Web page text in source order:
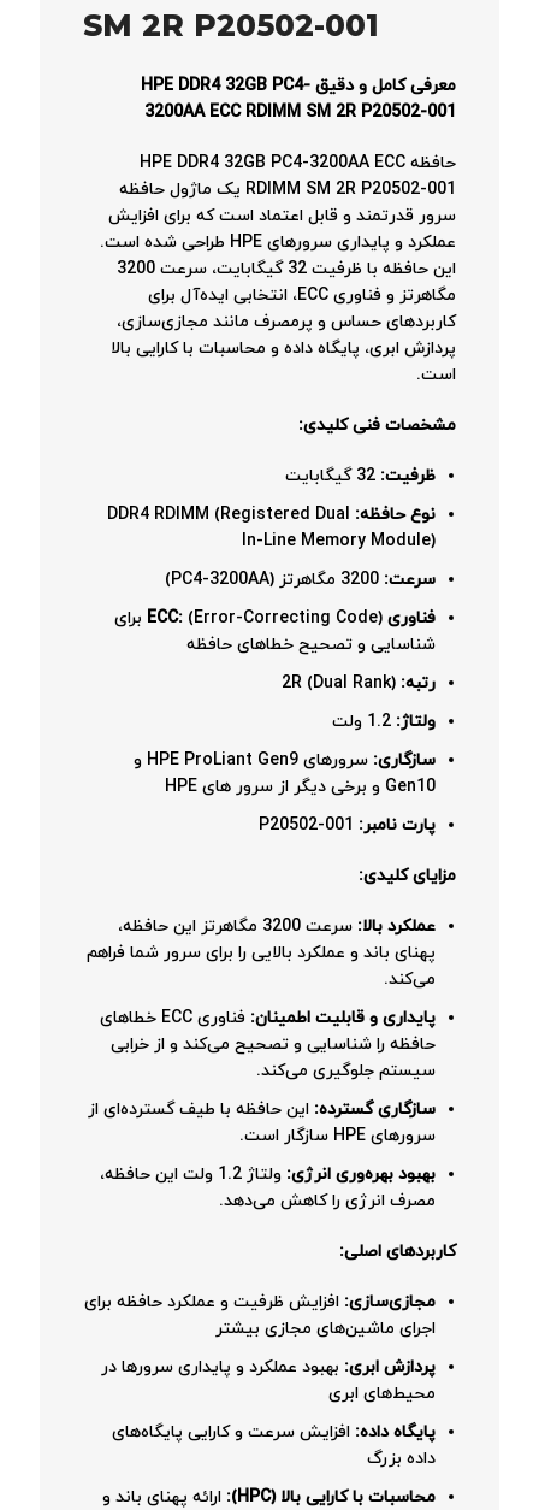
SM 2R P20502-001
معرفی کامل و دقیق HPE DDR4 32GB PC4-
3200AA ECC RDIMM SM 2R P20502-001
حافظه HPE DDR4 32GB PC4-3200AA ECC
RDIMM SM 2R P20502-001 یک ماژول حافظه
سرور قدرتمند و قابل اعتماد است که برای افزایش
عملکرد و پایداری سرورهای HPE طراحی شده است.
این حافظه با ظرفیت 32 گیگابایت، سرعت 3200
مگاهرتز و فناوری ECC، انتخابی ایده‌آل برای
کاربردهای حساس و پرمصرف مانند مجازی‌سازی،
پردازش ابری، پایگاه داده و محاسبات با کارایی بالا
است.
مشخصات فنی کلیدی:
ظرفیت:
نوع حافظه: DDR4 RDIMM (Registered Dual
In-Line Memory Module)
سرعت:
فناوری ECC:
(Error-Correcting Code) برای
شناسایی و تصحیح خطاهای حافظه
رتبه:
ولتاژ:
سازگاری:
سرورهای HPE ProLiant Gen9 و
Gen10 و برخی دیگر از سرور های HPE
پارت نامبر:
مزایای کلیدی:
عملکرد بالا:
سرعت 3200 مگاهرتز این حافظه،
پهنای باند و عملکرد بالایی را برای سرور شما فراهم
می‌کند.
پایداری و قابلیت اطمینان:
فناوری ECC خطاهای
حافظه را شناسایی و تصحیح می‌کند و از خرابی
سیستم جلوگیری می‌کند.
سازگاری گسترده: این حافظه با طیف گسترده‌ای از
سرورهای HPE سازگار است.
بهبود بهره‌وری انرژی:
ولتاژ 1.2 ولت این حافظه،
مصرف انرژی را کاهش می‌دهد.
کاربردهای اصلی:
مجازی‌سازی: افزایش ظرفیت و عملکرد حافظه برای
اجرای ماشین‌های مجازی بیشتر
پردازش ابری: بهبود عملکرد و پایداری سرورها در
محیط‌های ابری
پایگاه داده: افزایش سرعت و کارایی پایگاه‌های
داده بزرگ
محاسبات با کارایی بالا (HPC):
ارائه پهنای باند و